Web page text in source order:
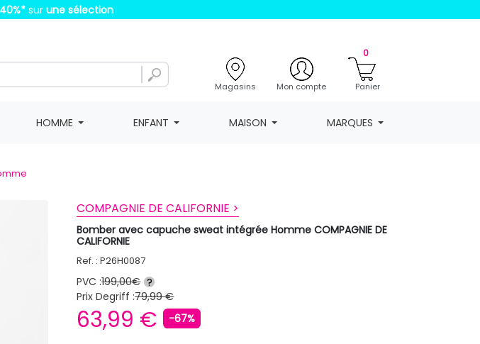
* sur une sélection
Magasins Mon compte
0
Panier
HOMME ENFANT MAISON MARQUES
COMPAGNIE DE CALIFORNIE >
Bomber avec capuche sweat intégrée Homme COMPAGNIE DE
CALIFORNIE
Ref. : P26H0087
PVC :199,00€ ?
Prix Degriff :79,99 €
63,99 € -67%